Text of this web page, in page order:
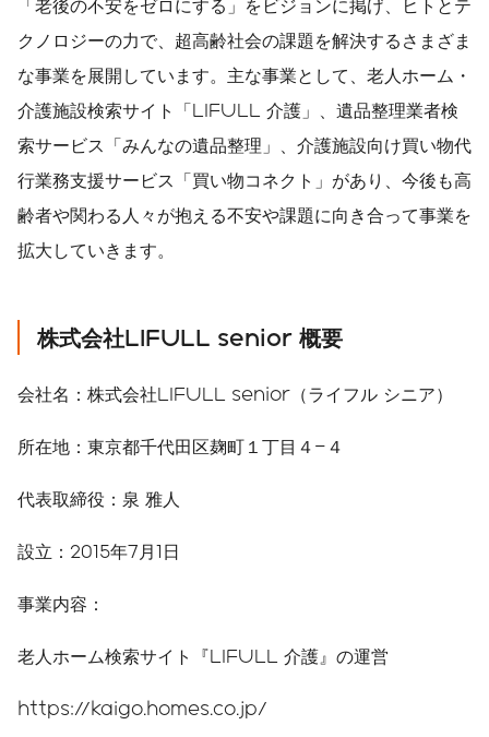
「老後の不安をゼロにする」をビジョンに掲げ、ヒトとテ
クノロジーの力で、超高齢社会の課題を解決するさまざま
な事業を展開しています。主な事業として、老人ホーム・
介護施設検索サイト「LIFULL 介護」、遺品整理業者検
索サービス「みんなの遺品整理」、介護施設向け買い物代
行業務支援サービス「買い物コネクト」があり、今後も高
齢者や関わる人々が抱える不安や課題に向き合って事業を
拡大していきます。
株式会社LIFULL senior 概要
会社名：株式会社LIFULL senior（ライフル シニア）
所在地：東京都千代田区麹町１丁目４−４
代表取締役：泉 雅人
設立：2015年7月1日
事業内容：
老人ホーム検索サイト『LIFULL 介護』の運営
https://kaigo.homes.co.jp/